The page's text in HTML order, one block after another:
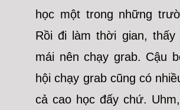
học một trong những
Rồi đi làm thời gian, thấy
mái nên chạy grab. Cậu
hội chạy grab cũng có
cả cao học đấy chứ.